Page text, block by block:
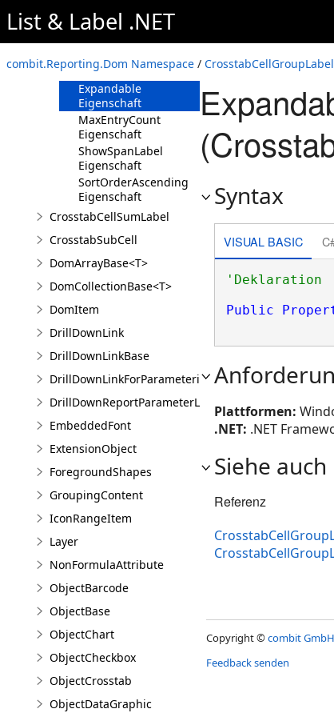
List & Label .NET
combit.Reporting.Dom Namespace /
Eigenschaften
AutoFill Eigenschaft
Drawing Eigenschaft
Expandable
Eigenschaft
MaxEntryCount
Eigenschaft
ShowSpanLabel
Eigenschaft
SortOrderAscending
Eigenschaft
CrosstabCellSumLabel
CrosstabSubCell
DomArrayBase<T>
DomCollectionBase<T>
DomItem
DrillDownLink
DrillDownLinkBase
DrillDownLinkForParameterizedSubreport
DrillDownReportParameterListItem
EmbeddedFont
ExtensionObject
ForegroundShapes
GroupingContent
IconRangeItem
Layer
NonFormulaAttribute
ObjectBarcode
ObjectBase
ObjectChart
ObjectCheckbox
ObjectCrosstab
ObjectDataGraphic
Syntax
VISUAL BASIC
Public
Plattformen:
.NET: .NET
Siehe auch
Referenz
Copyright ©combit GmbH
Feedback senden